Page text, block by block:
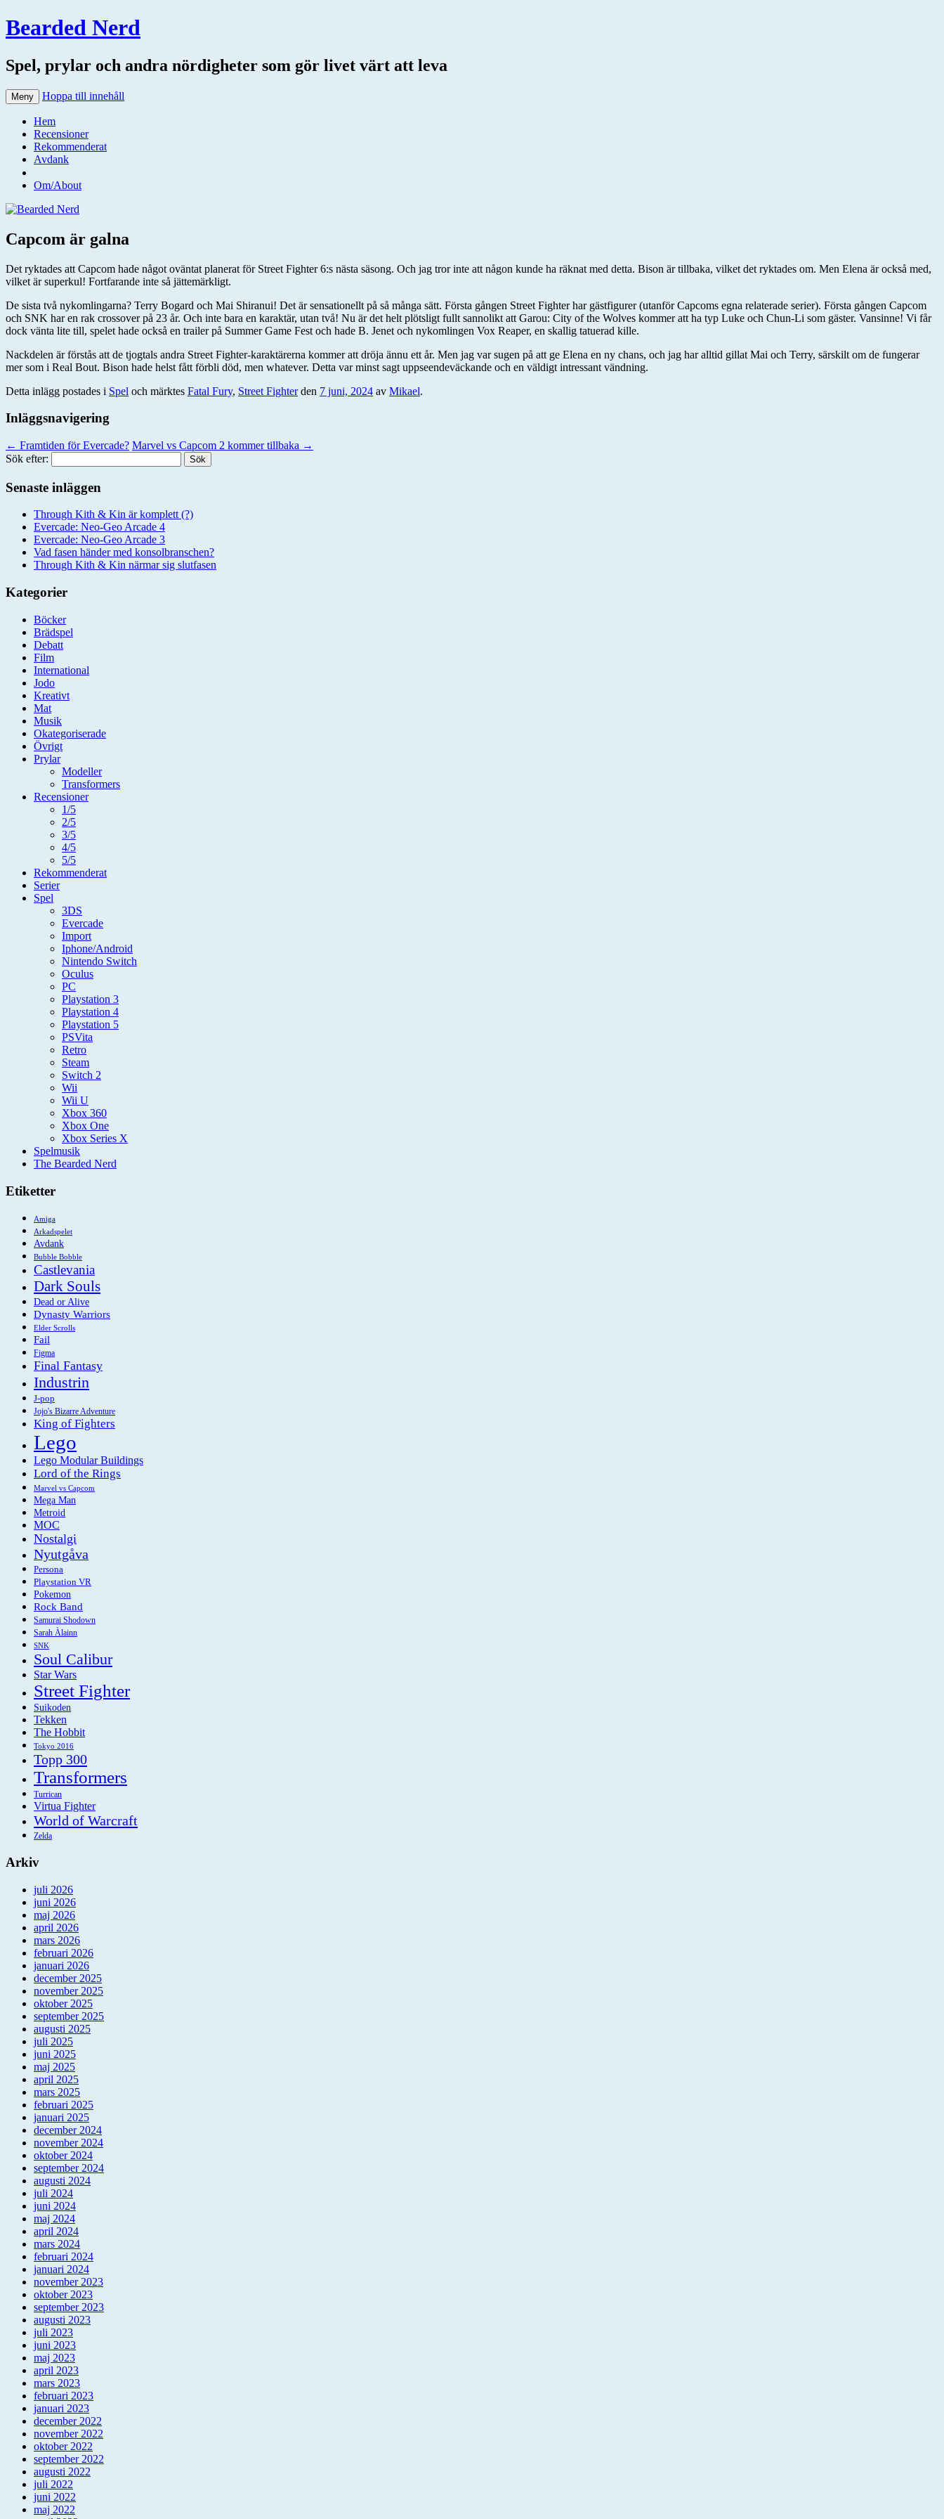
Bearded Nerd
Spel, prylar och andra nördigheter som gör livet värt att leva
Meny Hoppa till innehåll
Hem
Recensioner
Rekommenderat
Avdank
Om/About
Capcom är galna
Det ryktades att Capcom hade något oväntat planerat för Street Fighter 6:s nästa säsong. Och jag tror inte att någon kunde ha räknat med detta. Bison är tillbaka, vilket det ryktades om. Men Elena är också med,
vilket är superkul! Fortfarande inte så jättemärkligt.
De sista två nykomlingarna? Terry Bogard och Mai Shiranui! Det är sensationellt på så många sätt. Första gången Street Fighter har gästfigurer (utanför Capcoms egna relaterade serier). Första gången Capcom
och SNK har en rak crossover på 23 år. Och inte bara en karaktär, utan två! Nu är det helt plötsligt fullt sannolikt att Garou: City of the Wolves kommer att ha typ Luke och Chun-Li som gäster. Vansinne! Vi får
dock vänta lite till, spelet hade också en trailer på Summer Game Fest och hade B. Jenet och nykomlingen Vox Reaper, en skallig tatuerad kille.
Nackdelen är förstås att de tjogtals andra Street Fighter-karaktärerna kommer att dröja ännu ett år. Men jag var sugen på att ge Elena en ny chans, och jag har alltid gillat Mai och Terry, särskilt om de fungerar
mer som i Real Bout. Bison hade helst fått förbli död, men whatever. Detta var minst sagt uppseendeväckande och en väldigt intressant vändning.
Detta inlägg postades i Spel och märktes Fatal Fury, Street Fighterden 7 juni, 2024 av Mikael.
Inläggsnavigering
← Framtiden för Evercade? Marvel vs Capcom 2 kommer tillbaka →
Sök efter:
Senaste inläggen
Through Kith & Kin är komplett (?)
Evercade: Neo-Geo Arcade 4
Evercade: Neo-Geo Arcade 3
Vad fasen händer med konsolbranschen?
Through Kith & Kin närmar sig slutfasen
Kategorier
Böcker
Brädspel
Debatt
Film
International
Jodo
Kreativt
Mat
Musik
Okategoriserade
Övrigt
Prylar
Modeller
Transformers
Recensioner
1/5
2/5
3/5
4/5
5/5
Rekommenderat
Serier
Spel
3DS
Evercade
Import
Iphone/Android
Nintendo Switch
Oculus
PC
Playstation 3
Playstation 4
Playstation 5
PSVita
Retro
Steam
Switch 2
Wii
Wii U
Xbox 360
Xbox One
Xbox Series X
Spelmusik
The Bearded Nerd
Etiketter
Amiga
Arkadspelet
Avdank
Bubble Bobble
Castlevania
Dark Souls
Dead or Alive
Dynasty Warriors
Elder Scrolls
Fail
Figma
Final Fantasy
Industrin
J-pop
Jojo's Bizarre Adventure
King of Fighters
Lego
Lego Modular Buildings
Lord of the Rings
Marvel vs Capcom
Mega Man
Metroid
MOC
Nostalgi
Nyutgåva
Persona
Playstation VR
Pokemon
Rock Band
Samurai Shodown
Sarah Àlainn
SNK
Soul Calibur
Star Wars
Street Fighter
Suikoden
Tekken
The Hobbit
Tokyo 2016
Topp 300
Transformers
Turrican
Virtua Fighter
World of Warcraft
Zelda
Arkiv
juli 2026
juni 2026
maj 2026
april 2026
mars 2026
februari 2026
januari 2026
december 2025
november 2025
oktober 2025
september 2025
augusti 2025
juli 2025
juni 2025
maj 2025
april 2025
mars 2025
februari 2025
januari 2025
december 2024
november 2024
oktober 2024
september 2024
augusti 2024
juli 2024
juni 2024
maj 2024
april 2024
mars 2024
februari 2024
januari 2024
november 2023
oktober 2023
september 2023
augusti 2023
juli 2023
juni 2023
maj 2023
april 2023
mars 2023
februari 2023
januari 2023
december 2022
november 2022
oktober 2022
september 2022
augusti 2022
juli 2022
juni 2022
maj 2022